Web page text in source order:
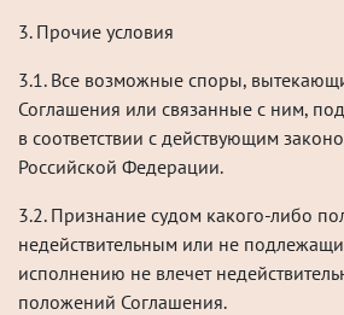
3. Прочие условия
3.1. Все возможные споры,
Соглашения или связанные с ним,
в соответствии с действующим
Российской Федерации.
3.2. Признание судом какого-либо
недействительным или не
исполнению не влечет
положений Соглашения.